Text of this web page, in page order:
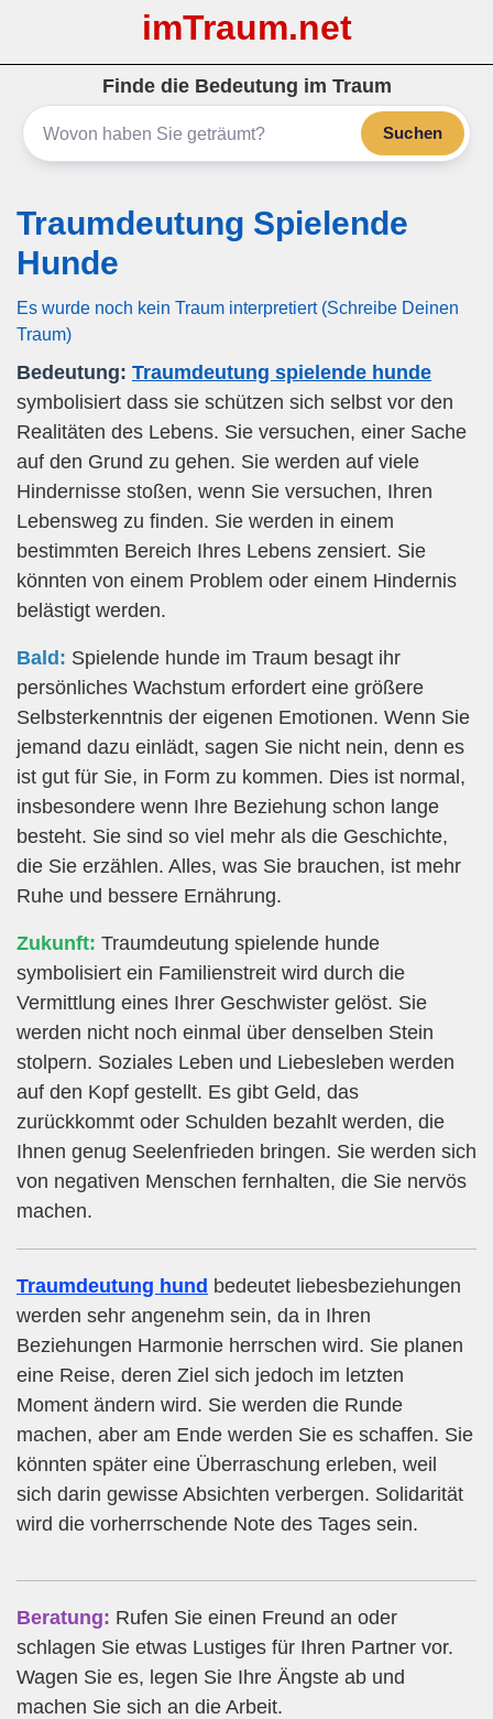
imTraum.net
Finde die Bedeutung im Traum
Suchen
Traumdeutung Spielende
Hunde
Es wurde noch kein Traum interpretiert (Schreibe Deinen
Traum)
Bedeutung: Traumdeutung spielende hunde
symbolisiert dass sie schützen sich selbst vor den
Realitäten des Lebens. Sie versuchen, einer Sache
auf den Grund zu gehen. Sie werden auf viele
Hindernisse stoßen, wenn Sie versuchen, Ihren
Lebensweg zu finden. Sie werden in einem
bestimmten Bereich Ihres Lebens zensiert. Sie
könnten von einem Problem oder einem Hindernis
belästigt werden.
Bald: Spielende hunde im Traum besagt ihr
persönliches Wachstum erfordert eine größere
Selbsterkenntnis der eigenen Emotionen. Wenn Sie
jemand dazu einlädt, sagen Sie nicht nein, denn es
ist gut für Sie, in Form zu kommen. Dies ist normal,
insbesondere wenn Ihre Beziehung schon lange
besteht. Sie sind so viel mehr als die Geschichte,
die Sie erzählen. Alles, was Sie brauchen, ist mehr
Ruhe und bessere Ernährung.
Zukunft: Traumdeutung spielende hunde
symbolisiert ein Familienstreit wird durch die
Vermittlung eines Ihrer Geschwister gelöst. Sie
werden nicht noch einmal über denselben Stein
stolpern. Soziales Leben und Liebesleben werden
auf den Kopf gestellt. Es gibt Geld, das
zurückkommt oder Schulden bezahlt werden, die
Ihnen genug Seelenfrieden bringen. Sie werden sich
von negativen Menschen fernhalten, die Sie nervös
machen.
Traumdeutung hund bedeutet liebesbeziehungen
werden sehr angenehm sein, da in Ihren
Beziehungen Harmonie herrschen wird. Sie planen
eine Reise, deren Ziel sich jedoch im letzten
Moment ändern wird. Sie werden die Runde
machen, aber am Ende werden Sie es schaffen. Sie
könnten später eine Überraschung erleben, weil
sich darin gewisse Absichten verbergen. Solidarität
wird die vorherrschende Note des Tages sein.
Beratung: Rufen Sie einen Freund an oder
schlagen Sie etwas Lustiges für Ihren Partner vor.
Wagen Sie es, legen Sie Ihre Ängste ab und
machen Sie sich an die Arbeit.